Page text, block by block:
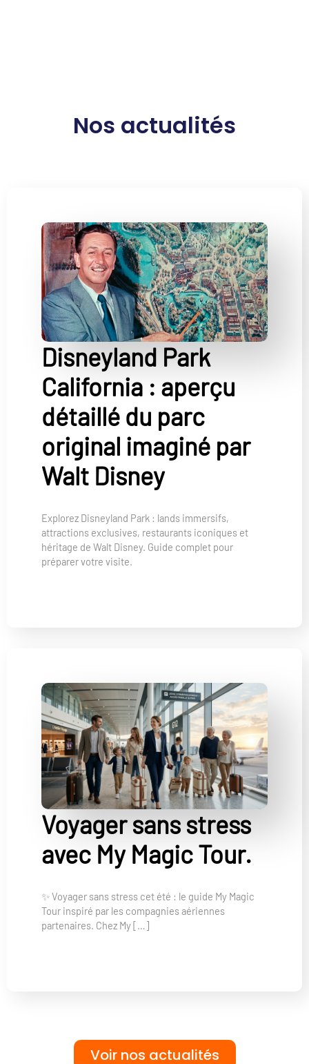
Nos actualités
Disneyland Park
California : aperçu
détaillé du parc
original imaginé par
Walt Disney
Explorez Disneyland Park : lands immersifs,
attractions exclusives, restaurants iconiques et
héritage de Walt Disney. Guide complet pour
préparer votre visite.
Voyager sans stress
avec My Magic Tour.
✨ Voyager sans stress cet été : le guide My Magic
Tour inspiré par les compagnies aériennes
partenaires. Chez My […]
Voir nos actualités